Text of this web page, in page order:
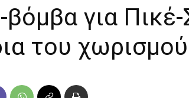
βόμβα για
του χωρισμού